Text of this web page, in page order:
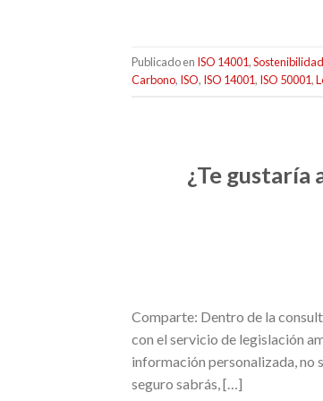
Publicado en ISO 14001,Sostenibilidad
Carbono, ISO, ISO 14001, ISO 50001,
¿Te gustaría
Comparte: Dentro de la
con el servicio de legislación
información personalizada, no
seguro sabrás, […]